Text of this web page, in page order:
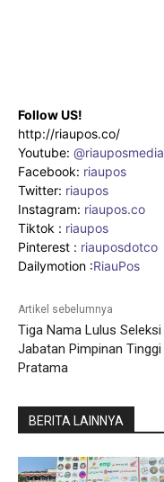
Follow US!
http://riaupos.co/
Youtube: @riauposmedia
Facebook: riaupos
Twitter: riaupos
Instagram: riaupos.co
Tiktok : riaupos
Pinterest : riauposdotco
Dailymotion :RiauPos
Artikel sebelumnya
Tiga Nama Lulus Seleksi
Jabatan Pimpinan Tinggi
Pratama
BERITA LAINNYA